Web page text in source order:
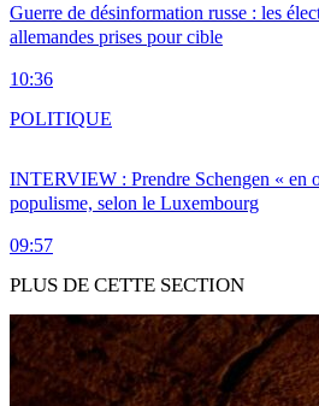
Guerre de désinformation russe : les
allemandes prises pour cible
10:36
INTERVIEW : Prendre Schengen « en
populisme, selon le Luxembourg
09:57
POLITIQUE
PLUS DE CETTE SECTION